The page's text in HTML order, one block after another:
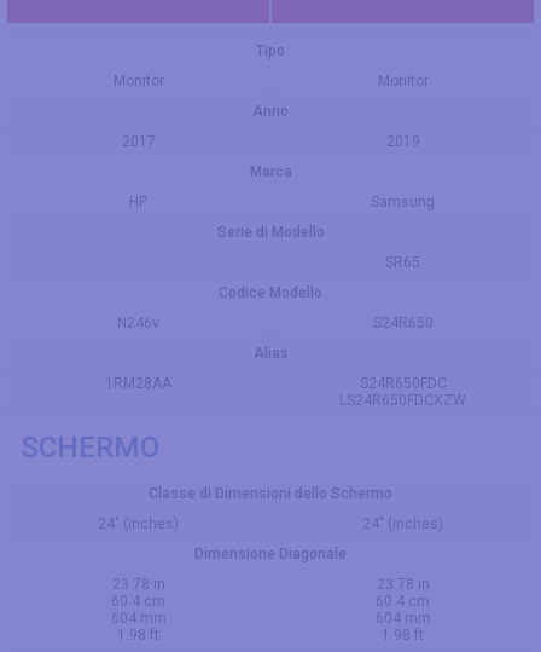
Tipo
Monitor
Monitor
Anno
2017
2019
Marca
HP
Samsung
Serie di Modello
SR65
Codice Modello
N246v
S24R650
Alias
1RM28AA
S24R650FDC
LS24R650FDCXZW
SCHERMO
Classe di Dimensioni dello Schermo
24" (inches)
24" (inches)
Dimensione Diagonale
23.78 in
60.4 cm
604 mm
1.98 ft
23.78 in
60.4 cm
604 mm
1.98 ft